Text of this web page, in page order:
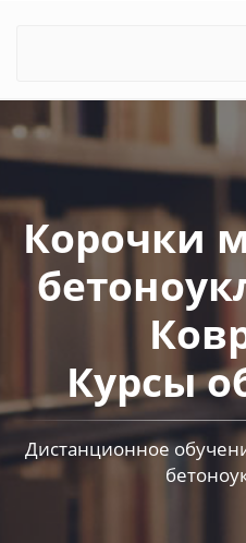
Корочки
Курсы
Дистанционное